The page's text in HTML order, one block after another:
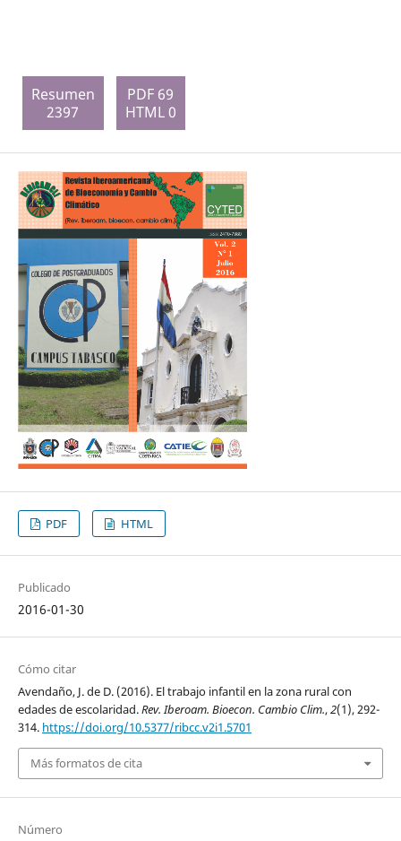
Resumen
2397
PDF 69
HTML 0
PDF HTML
Publicado
2016-01-30
Cómo citar
Avendaño, J. de D. (2016). El trabajo infantil en la zona rural con
edades de escolaridad.Rev. Iberoam. Bioecon. Cambio Clim.,2(1), 292-
314. https://doi.org/10.5377/ribcc.v2i1.5701
Más formatos de cita
Número